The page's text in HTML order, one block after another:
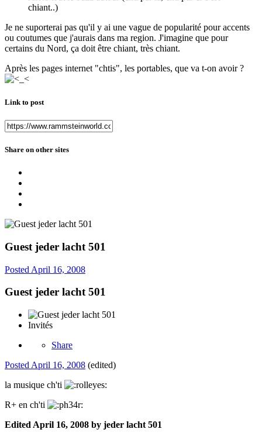
chiant..)
Je ne suporterai pas qu'il y ai une vague de popularité pour accents
ou coutumes que j'aurais dans ma region. J'imagine que pour
certains du Nord, ça doit être chiant, très chiant.
Après les pages internet "chtis", les portables, que va t-on avoir ?
Link to post
Share on other sites
Guest jeder lacht 501
Posted April 16, 2008
Guest jeder lacht 501
Invités
Share
Posted April 16, 2008 (edited)
la musique ch'ti
R+ en ch'ti
Edited April 16, 2008 by jeder lacht 501